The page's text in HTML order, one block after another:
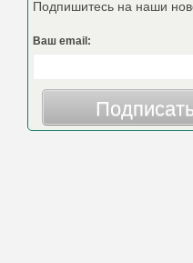
Подпишитесь на наши
Ваш email: